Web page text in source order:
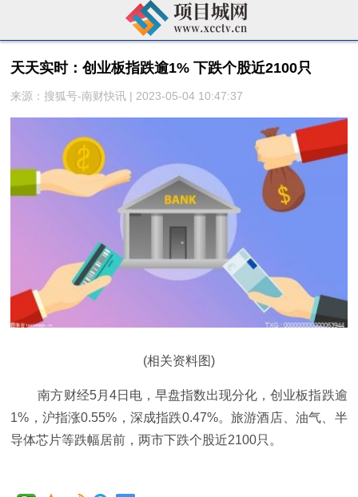
天天实时：创业板指跌逾1% 下跌个股近2100只
来源：搜狐号-南财快讯 | 2023-05-04 10:47:37
(相关资料图)
南方财经5月4日电，早盘指数出现分化，创业板指跌逾
1%，沪指涨0.55%，深成指跌0.47%。旅游酒店、油气、半
导体芯片等跌幅居前，两市下跌个股近2100只。